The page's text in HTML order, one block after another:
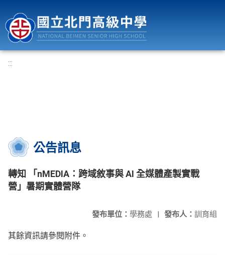
:::
公告訊息
轉知 「nMEDIA：跨域敘事與 AI 全媒體產製實戰
營」暑期實體營隊
發布人： 訓育組
發布單位： 學務處 |
其餘資訊請參閱附件。